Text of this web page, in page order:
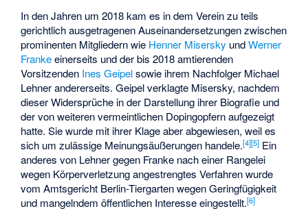
In den Jahren um 2018 kam es in dem Verein zu teils
gerichtlich ausgetragenen Auseinandersetzungen zwischen
prominenten Mitgliedern wie Henner Misersky undWerner
Frankeeinerseits und der bis 2018 amtierenden
Vorsitzenden Ines Geipelsowie ihrem Nachfolger Michael
Lehnerandererseits. Geipel verklagte Misersky, nachdem
dieser Widersprüche in der Darstellung ihrer Biografie und
der von weiteren vermeintlichen Dopingopfern aufgezeigt
hatte. Sie wurde mit ihrer Klage aber abgewiesen, weil es
sich um zulässige Meinungsäußerungen handele.[4][5] Ein
anderes von Lehner gegen Franke nach einer Rangelei
wegen Körperverletzung angestrengtes Verfahren wurde
vom Amtsgericht Berlin-Tiergarten wegen Geringfügigkeit
und mangelndem öffentlichen Interesse eingestellt.[6]